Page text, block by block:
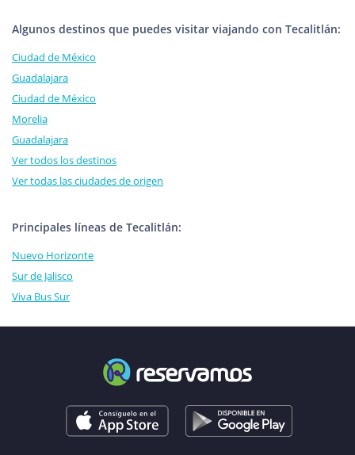
Algunos destinos que puedes visitar viajando con Tecalitlán:
Ciudad de México
Guadalajara
Ciudad de México
Morelia
Guadalajara
Ver todos los destinos
Ver todas las ciudades de origen
Principales líneas de Tecalitlán:
Nuevo Horizonte
Sur de Jalisco
Viva Bus Sur